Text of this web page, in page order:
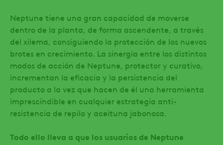
Neptune tiene una gran capacidad de moverse
dentro de la planta, de forma ascendente, a través
del xilema, consiguiendo la protección de los nuevos
brotes en crecimiento. La sinergia entre los distintos
modos de acción de Neptune, protector y curativo,
incrementan la eficacia y la persistencia del
producto a la vez que hacen de él una herramienta
imprescindible en cualquier estrategia anti-
resistencia de repilo y aceituna jabonosa.
Todo ello lleva a que los usuarios de Neptune